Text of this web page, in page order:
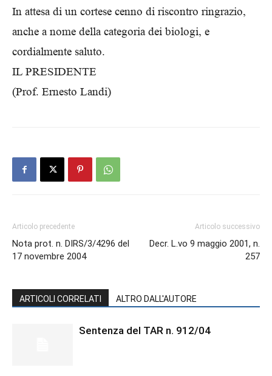
In attesa di un cortese cenno di riscontro ringrazio,
anche a nome della categoria dei biologi, e
cordialmente saluto.
IL PRESIDENTE
(Prof. Ernesto Landi)
Articolo precedente
Nota prot. n. DIRS/3/4296 del
17 novembre 2004
Articolo successivo
Decr. L.vo 9 maggio 2001, n.
257
ARTICOLI CORRELATI ALTRO DALL'AUTORE
Sentenza del TAR n. 912/04